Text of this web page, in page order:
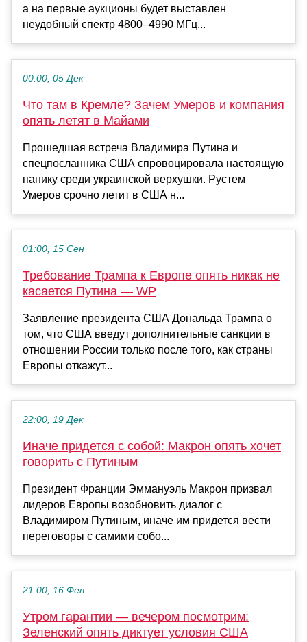
а на первые аукционы будет выставлен
неудобный спектр 4800–4990 МГц...
00:00, 05 Дек
Что там в Кремле? Зачем Умеров и компания
опять летят в Майами
Прошедшая встреча Владимира Путина и
спецпосланника США спровоцировала настоящую
панику среди украинской верхушки. Рустем
Умеров срочно летит в США н...
01:00, 15 Сен
Требование Трампа к Европе опять никак не
касается Путина — WP
Заявление президента США Дональда Трампа о
том, что США введут дополнительные санкции в
отношении России только после того, как страны
Европы откажут...
22:00, 19 Дек
Иначе придется с собой: ​​Макрон опять хочет
говорить с Путиным
​​Президент Франции Эммануэль Макрон призвал
лидеров Европы возобновить диалог с
Владимиром Путиным, иначе им придется вести
переговоры с самими собо...
21:00, 16 Фев
Утром гарантии — вечером посмотрим:
Зеленский опять диктует условия США